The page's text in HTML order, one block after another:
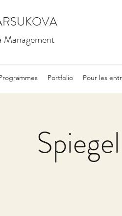
Portfolio Pour les
Management